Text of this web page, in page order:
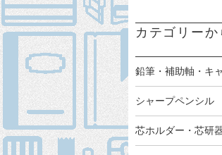
カテゴリーか
鉛筆・補助軸・キ
シャープペンシル
芯ホルダー・芯研